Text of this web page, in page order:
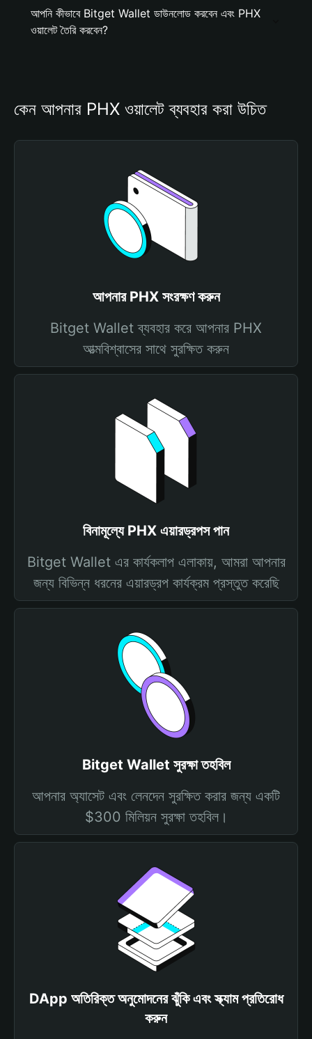
আপনি কীভাবে Bitget Wallet ডাউনলোড করবেন এবং PHX
ওয়ালেট তৈরি করবেন?
কেন আপনার PHX ওয়ালেট ব্যবহার করা উচিত
আপনার PHX সংরক্ষণ করুন
Bitget Wallet ব্যবহার করে আপনার PHX
আত্মবিশ্বাসের সাথে সুরক্ষিত করুন
বিনামূল্যে PHX এয়ারড্রপস পান
Bitget Wallet এর কার্যকলাপ এলাকায়, আমরা আপনার
জন্য বিভিন্ন ধরনের এয়ারড্রপ কার্যক্রম প্রস্তুত করেছি
Bitget Wallet সুরক্ষা তহবিল
আপনার অ্যাসেট এবং লেনদেন সুরক্ষিত করার জন্য একটি
$300 মিলিয়ন সুরক্ষা তহবিল।
DApp অতিরিক্ত অনুমোদনের ঝুঁকি এবং স্ক্যাম প্রতিরোধ
করুন